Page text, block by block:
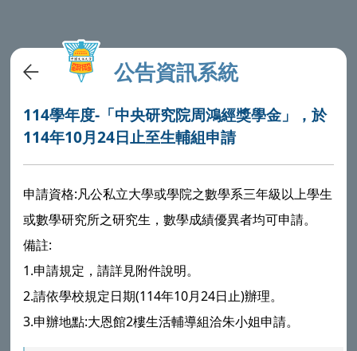
公告資訊系統
114學年度-「中央研究院周鴻經獎學金」，於
114年10月24日止至生輔組申請
申請資格:凡公私立大學或學院之數學系三年級以上學生
或數學研究所之研究生，數學成績優異者均可申請。
備註:
1.申請規定，請詳見附件說明。
2.請依學校規定日期(114年10月24日止)辦理。
3.申辦地點:大恩館2樓生活輔導組洽朱小姐申請。